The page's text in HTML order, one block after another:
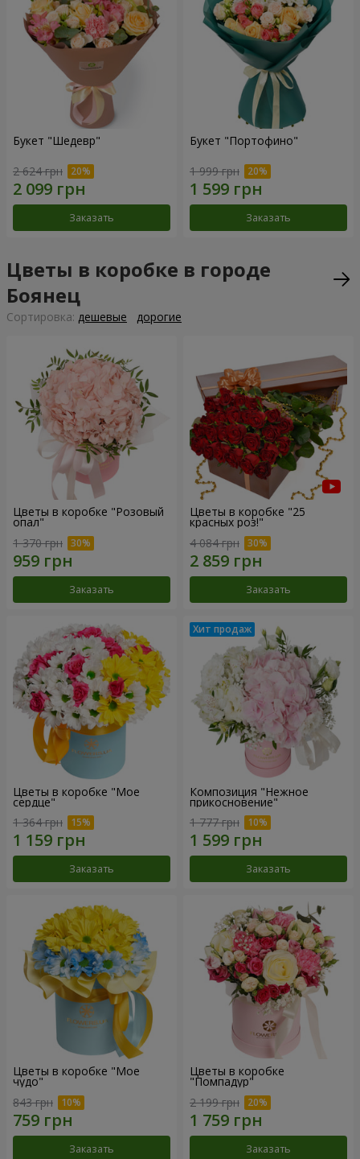
Букет "Шедевр"
2 624 грн
Заказать
Букет "Портофино"
1 999 грн
Заказать
Цветы в коробке в городе
Боянец
Cортировка: дешевые дорогие
Цветы в коробке "Розовый
опал"
1 370 грн
Заказать
Цветы в коробке "25
красных роз!"
4 084 грн
Заказать
Цветы в коробке "Мое
сердце"
1 364 грн
Заказать
Композиция "Нежное
прикосновение"
1 777 грн
Заказать
Цветы в коробке "Мое
чудо"
843 грн
Заказать
Цветы в коробке
"Помпадур"
2 199 грн
Заказать